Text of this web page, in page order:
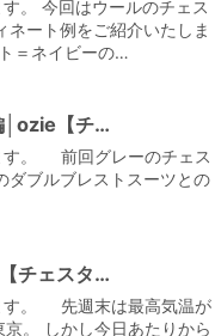
。 今回はウールのチェス
ネート例をご紹介いたしま
＝ネイビーの…
│ozie【チ…
す。 前回グレーのチェス
ダブルブレストスーツとの
チェスタ…
す。 先週末は最高気温が
。 しかし今日あたりから
【メンズ・ドレスシャツ・ワイシャツ】
ナチュラルフィット・ブロード・ダブル
カフス・ホリゾンタルカラー・カッタウ
ェイ・クレリック